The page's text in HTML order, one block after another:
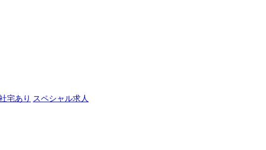
宅あり スペシャル求人